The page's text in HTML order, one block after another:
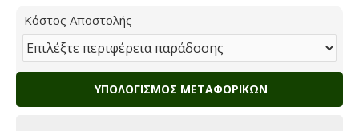
Κόστος Αποστολής
ΥΠΟΛΟΓΙΣΜΌΣ ΜΕΤΑΦΟΡΙΚΏΝ